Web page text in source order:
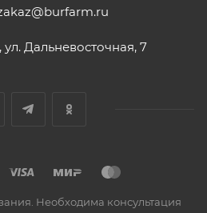
ул. Дальневосточная, 7
Необходима консультация